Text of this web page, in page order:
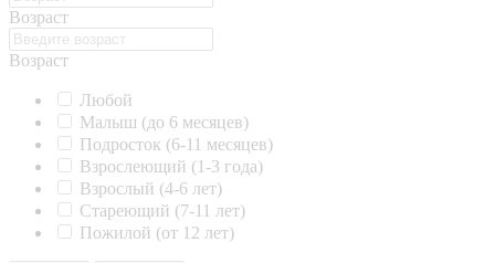
Возраст
Возраст
Любой
Малыш (до 6 месяцев)
Подросток (6-11 месяцев)
Взрослеющий (1-3 года)
Взрослый (4-6 лет)
Стареющий (7-11 лет)
Пожилой (от 12 лет)